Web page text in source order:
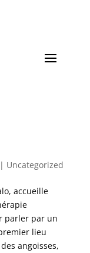
Uncategorized
accueille
parler par un
lieu
angoisses,